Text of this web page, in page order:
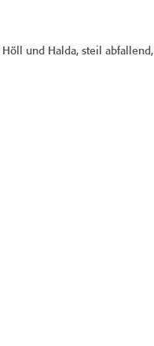
und Halda, steil abfallend,